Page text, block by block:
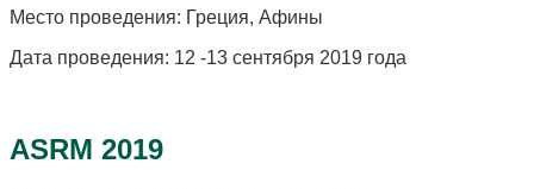
Место проведения: Греция, Афины
Дата проведения: 12 -13 сентября 2019 года
ASRM 2019